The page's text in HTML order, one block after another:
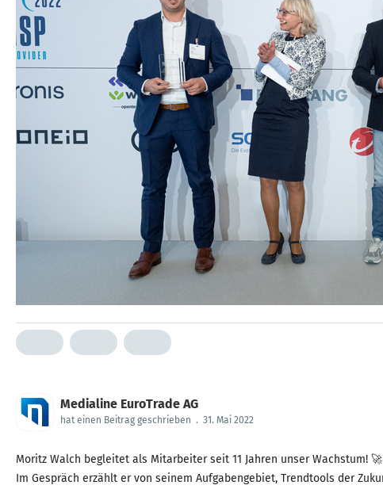
Medialine EuroTrade AG
hat einen Beitrag geschrieben . 31. Mai 2022
Moritz Walch begleitet als Mitarbeiter seit 11 Jahren unser Wachstum! 🚀